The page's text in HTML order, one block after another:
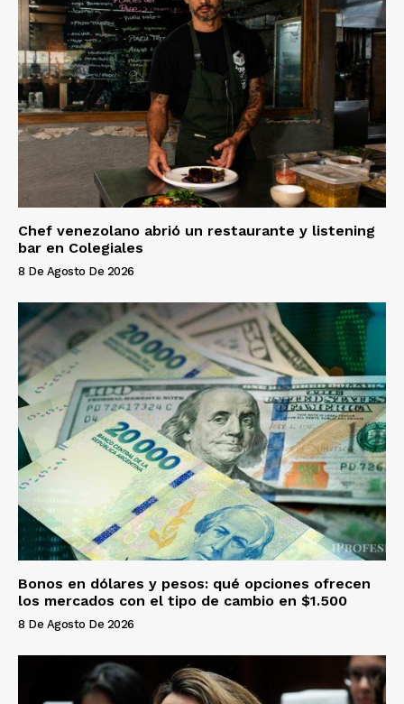
Chef venezolano abrió un restaurante y listening
bar en Colegiales
8 De Agosto De 2026
Bonos en dólares y pesos: qué opciones ofrecen
los mercados con el tipo de cambio en $1.500
8 De Agosto De 2026